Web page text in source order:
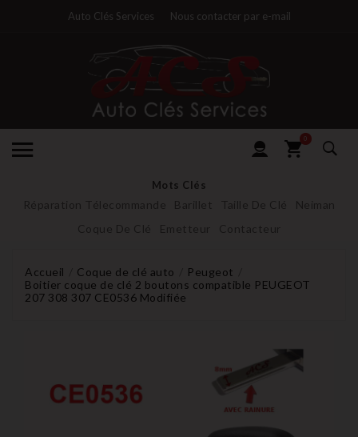
Auto Clés Services Nous contacter par e-mail
0
Mots Clés
Réparation Télecommande Barillet Taille De Clé
Neiman
Coque De Clé
Emetteur Contacteur
Accueil Coque de clé auto
Peugeot
Boitier coque de clé 2 boutons compatible PEUGEOT
207 308 307 CE0536 Modifiée